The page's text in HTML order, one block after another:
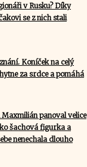
v Rusku? Díky
se z nich stali
Koníček na celý
za srdce a pomáhá
panoval velice
šachová figurka a
nenechala dlouho